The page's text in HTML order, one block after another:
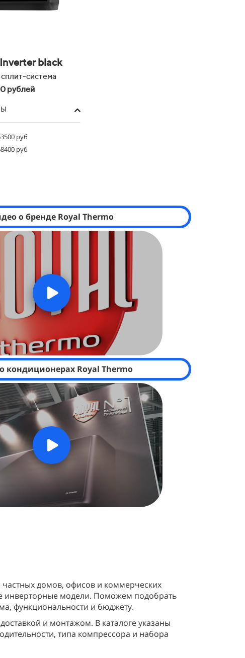
black
система
рублей
руб
руб
о бренде Royal Thermo
кондиционерах Royal Thermo
частных домов, офисов и коммерческих
инверторные модели. Поможем подобрать
функциональности и бюджету.
и монтажом. В каталоге указаны
типа компрессора и набора